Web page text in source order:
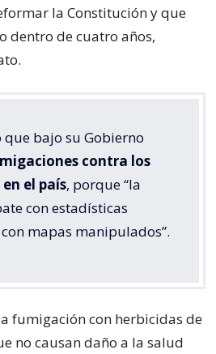
la Constitución y que
dentro de cuatro años,
bajo su Gobierno
contra los
el país, porque “la
con estadísticas
mapas manipulados”.
fumigación con herbicidas de
no causan daño a la salud